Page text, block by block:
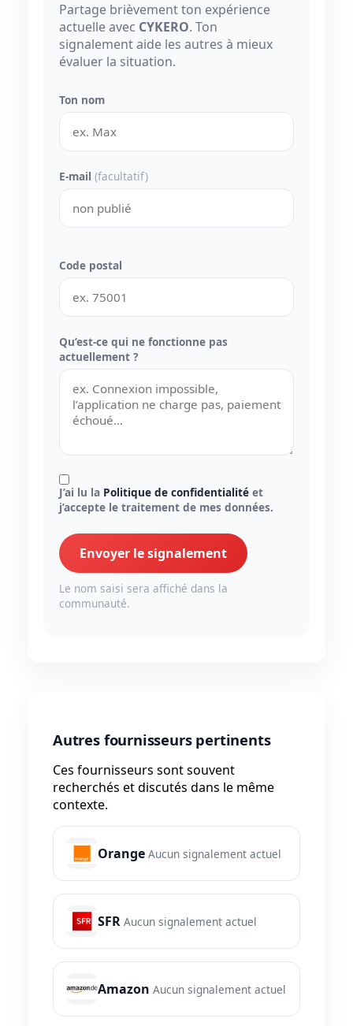
Partage brièvement ton expérience
actuelle avec CYKERO. Ton
signalement aide les autres à mieux
évaluer la situation.
Ton nom
E-mail (facultatif)
Code postal
Qu’est-ce qui ne fonctionne pas
actuellement ?
J’ai lu la Politique de confidentialité et
j’accepte le traitement de mes données.
Envoyer le signalement
Le nom saisi sera affiché dans la
communauté.
Autres fournisseurs pertinents
Ces fournisseurs sont souvent
recherchés et discutés dans le même
contexte.
Orange Aucun signalement actuel
SFR Aucun signalement actuel
Amazon Aucun signalement actuel